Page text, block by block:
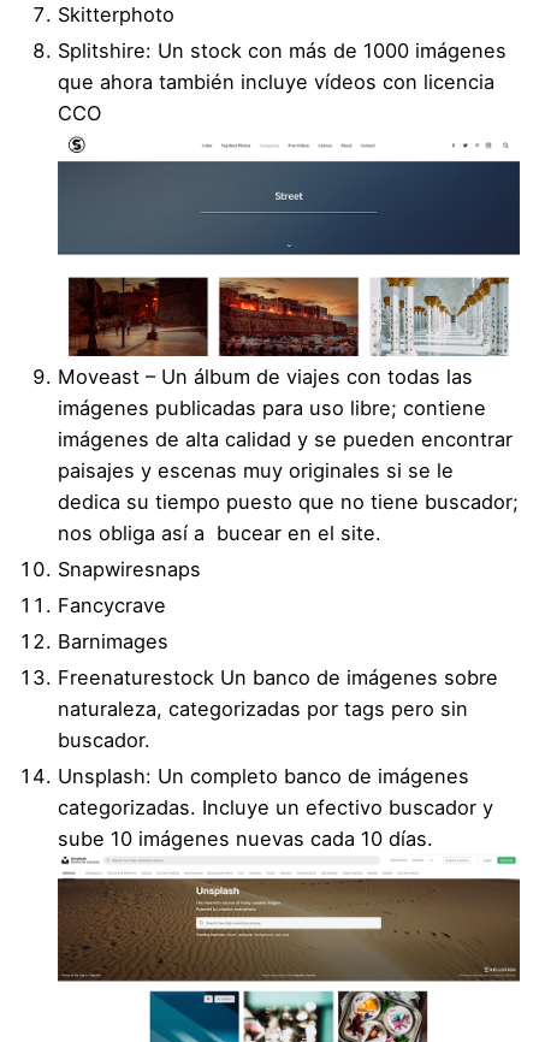
Skitterphoto
Splitshire: Un stock con más de 1000 imágenes
que ahora también incluye vídeos con licencia
CCO
Moveast – Un álbum de viajes con todas las
imágenes publicadas para uso libre; contiene
imágenes de alta calidad y se pueden encontrar
paisajes y escenas muy originales si se le
dedica su tiempo puesto que no tiene buscador;
nos obliga así a bucear en el site.
Snapwiresnaps
Fancycrave
Barnimages
Freenaturestock Un banco de imágenes sobre
naturaleza, categorizadas por tags pero sin
buscador.
Unsplash: Un completo banco de imágenes
categorizadas. Incluye un efectivo buscador y
sube 10 imágenes nuevas cada 10 días.